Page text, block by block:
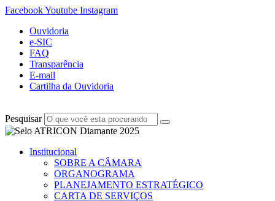
FacebookYoutube Instagram
Ouvidoria
e-SIC
FAQ
Transparência
E-mail
Cartilha da Ouvidoria
Pesquisar
Institucional
SOBRE A CÂMARA
ORGANOGRAMA
PLANEJAMENTO ESTRATÉGICO
CARTA DE SERVIÇOS